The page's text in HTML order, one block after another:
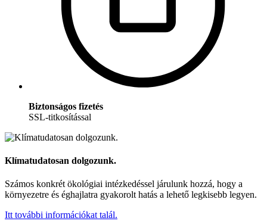
Biztonságos fizetés
SSL-titkosítással
Klímatudatosan dolgozunk.
Számos konkrét ökológiai intézkedéssel járulunk hozzá, hogy a
környezetre és éghajlatra gyakorolt hatás a lehető legkisebb legyen.
Itt további információkat talál.